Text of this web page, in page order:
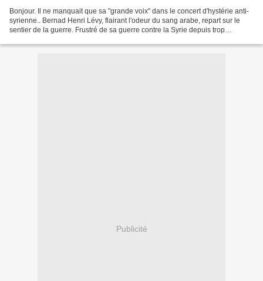
Bonjour. Il ne manquait que sa "grande voix" dans le concert d'hystérie anti-
syrienne.. Bernad Henri Lévy, flairant l'odeur du sang arabe, repart sur le
sentier de la guerre. Frustré de sa guerre contre la Syrie depuis trop
Publicité